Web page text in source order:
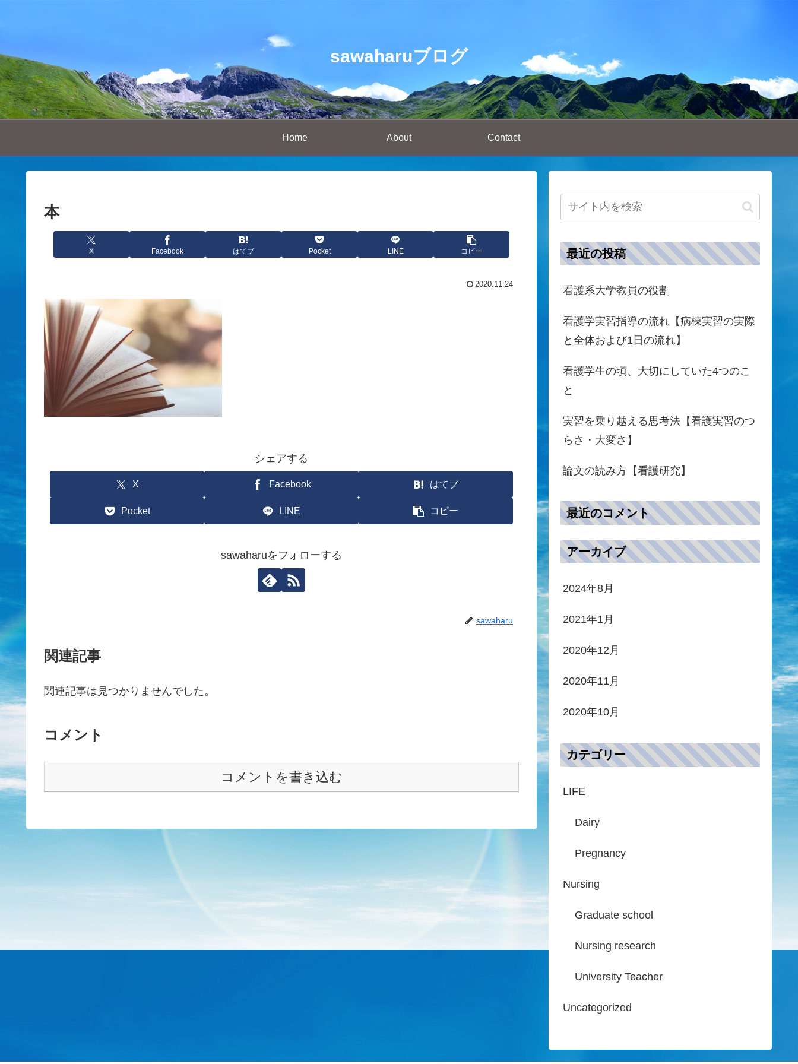
sawaharuブログ
Home About Contact
本
X Facebook はてブ Pocket LINE コピー
2020.11.24
シェアする
X Facebook はてブ
Pocket LINE コピー
sawaharuをフォローする
sawaharu
関連記事
関連記事は見つかりませんでした。
コメント
コメントを書き込む
最近の投稿
看護系大学教員の役割
看護学実習指導の流れ【病棟実習の実際
と全体および1日の流れ】
看護学生の頃、大切にしていた4つのこ
と
実習を乗り越える思考法【看護実習のつ
らさ・大変さ】
論文の読み方【看護研究】
最近のコメント
アーカイブ
2024年8月
2021年1月
2020年12月
2020年11月
2020年10月
カテゴリー
LIFE
Dairy
Pregnancy
Nursing
Graduate school
Nursing research
University Teacher
Uncategorized